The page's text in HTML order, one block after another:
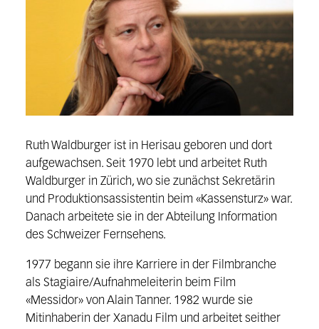
Ruth Waldburger ist in Herisau geboren und dort
aufgewachsen. Seit 1970 lebt und arbeitet Ruth
Waldburger in Zürich, wo sie zunächst Sekretärin
und Produktionsassistentin beim «Kassensturz» war.
Danach arbeitete sie in der Abteilung Information
des Schweizer Fernsehens.
1977 begann sie ihre Karriere in der Filmbranche
als Stagiaire/Aufnahmeleiterin beim Film
«Messidor» von Alain Tanner. 1982 wurde sie
Mitinhaberin der Xanadu Film und arbeitet seither